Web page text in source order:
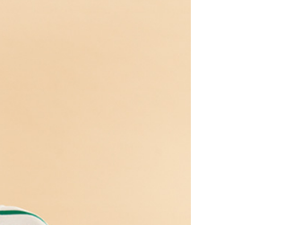
公司」（以下簡稱本公司）所提供，讓
品或服務，並由商店將買賣／分期付
使用本公司帳單繳交帳款。
之契約關係目的，商店將以您的個人
予台灣大哥大進項蒐集、處理及利
所需資料之確認、核對及更正。
結：
擊此簡訊中的連結，可透過四大超商
付款，方視為交易完成。
刻繳費，但若您需要取消訂單，請聯
消之訂單仍視為有效，需透過AFTEE
付 」之結帳頁面顯示為準，若有關於
等相關疑問，請聯繫「AFTEE先享後
support/home
供之「AFTEE先享後付」服務完成之
個人資料，並將交易相關給付款項請
。
以下網址：
上)免運費
上)免運費